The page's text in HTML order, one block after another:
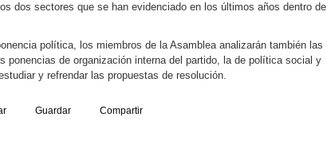
dos sectores que se han evidenciado en los últimos años dentro de
política, los miembros de la Asamblea analizarán también las
ponencias de organización interna del partido, la de política social y
y refrendar las propuestas de resolución.
Guardar Compartir